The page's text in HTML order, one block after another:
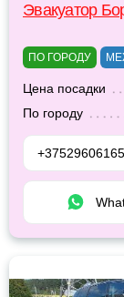
Эвакуатор
ПО ГОРОДУ
Цена посадки
По городу